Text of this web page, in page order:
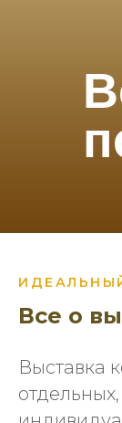
Все о
Выставка